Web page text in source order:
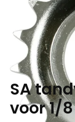
SA
voor 1/